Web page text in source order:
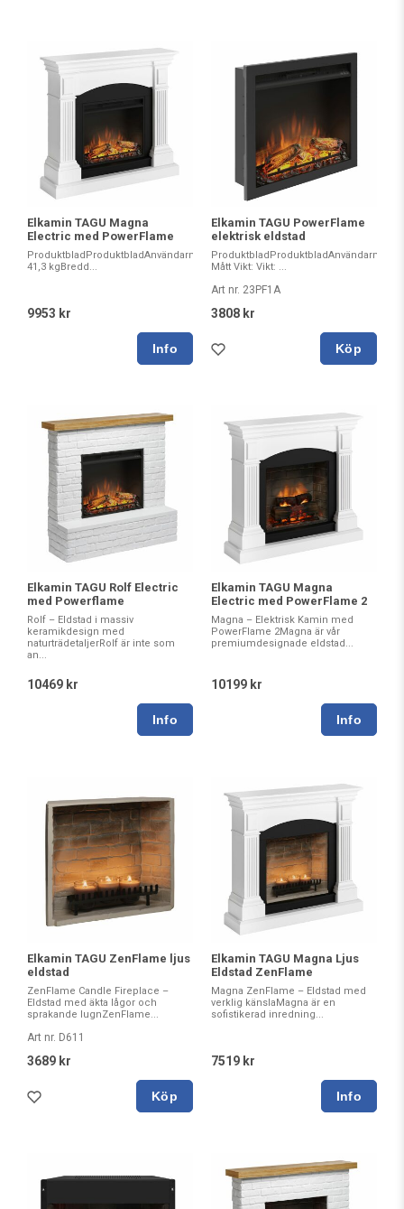
Elkamin TAGU Magna
Electric med PowerFlame
ProduktbladProduktbladAnvändarmanualInstallationsmanualMåttVikt:
41,3 kgBredd...
9953 kr
Elkamin TAGU PowerFlame
elektrisk eldstad
Mått Vikt: Vikt: ...
Art nr. 23PF1A
3808 kr
Köp
Elkamin TAGU Rolf Electric
med Powerflame
Rolf – Eldstad i massiv
keramikdesign med
naturträdetaljerRolf är inte som
an...
10469 kr
Elkamin TAGU Magna
Electric med PowerFlame 2
Magna – Elektrisk Kamin med
PowerFlame 2Magna är vår
premiumdesignade eldstad...
10199 kr
Elkamin TAGU ZenFlame ljus
eldstad
ZenFlame Candle Fireplace –
Eldstad med äkta lågor och
sprakande lugnZenFlame...
Art nr. D611
3689 kr
Köp
Elkamin TAGU Magna Ljus
Eldstad ZenFlame
Magna ZenFlame – Eldstad med
verklig känslaMagna är en
sofistikerad inredning...
7519 kr